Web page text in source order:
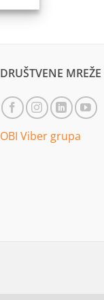
DRUŠTVENE MREŽE
OBI Viber grupa